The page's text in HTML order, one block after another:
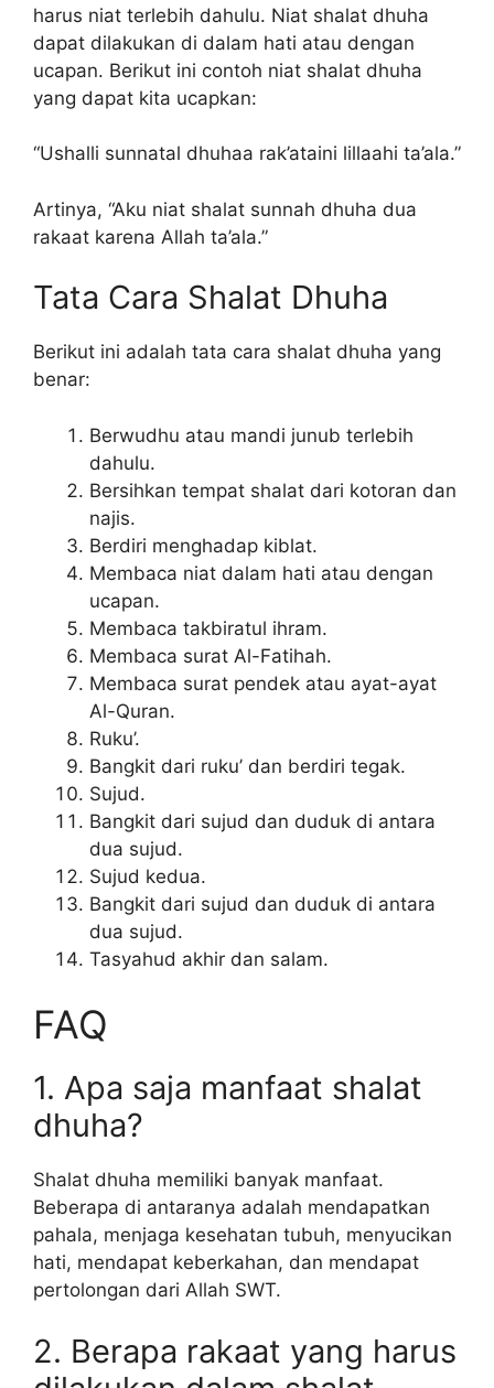
harus niat terlebih dahulu. Niat shalat dhuha
dapat dilakukan di dalam hati atau dengan
ucapan. Berikut ini contoh niat shalat dhuha
yang dapat kita ucapkan:
“Ushalli sunnatal dhuhaa rak’ataini lillaahi ta’ala.”
Artinya, “Aku niat shalat sunnah dhuha dua
rakaat karena Allah ta’ala.”
Tata Cara Shalat Dhuha
Berikut ini adalah tata cara shalat dhuha yang
benar:
Berwudhu atau mandi junub terlebih
dahulu.
Bersihkan tempat shalat dari kotoran dan
najis.
Berdiri menghadap kiblat.
Membaca niat dalam hati atau dengan
ucapan.
Membaca takbiratul ihram.
Membaca surat Al-Fatihah.
Membaca surat pendek atau ayat-ayat
Al-Quran.
Ruku’.
Bangkit dari ruku’ dan berdiri tegak.
Sujud.
Bangkit dari sujud dan duduk di antara
dua sujud.
Sujud kedua.
Bangkit dari sujud dan duduk di antara
dua sujud.
Tasyahud akhir dan salam.
FAQ
1. Apa saja manfaat shalat
dhuha?
Shalat dhuha memiliki banyak manfaat.
Beberapa di antaranya adalah mendapatkan
pahala, menjaga kesehatan tubuh, menyucikan
hati, mendapat keberkahan, dan mendapat
pertolongan dari Allah SWT.
2. Berapa rakaat yang harus